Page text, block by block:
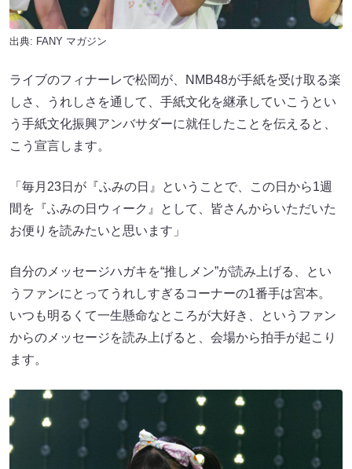
出典: FANY マガジン
ライブのフィナーレで松岡が、NMB48が手紙を受け取る楽
しさ、うれしさを通して、手紙文化を継承していこうとい
う手紙文化振興アンバサダーに就任したことを伝えると、
こう宣言します。
「毎月23日が『ふみの日』ということで、この日から1週
間を『ふみの日ウィーク』として、皆さんからいただいた
お便りを読みたいと思います」
自分のメッセージハガキを“推しメン”が読み上げる、とい
うファンにとってうれしすぎるコーナーの1番手は宮本。
いつも明るくて一生懸命なところが大好き、というファン
からのメッセージを読み上げると、会場から拍手が起こり
ます。